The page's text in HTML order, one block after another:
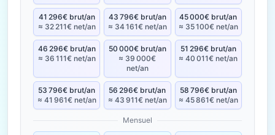
41 296€ brut/an
≈ 32 211€ net/an
43 796€ brut/an
≈ 34 161€ net/an
45 000€ brut/an
≈ 35 100€ net/an
46 296€ brut/an
≈ 36 111€ net/an
50 000€ brut/an
≈ 39 000€
net/an
51 296€ brut/an
≈ 40 011€ net/an
53 796€ brut/an
≈ 41 961€ net/an
56 296€ brut/an
≈ 43 911€ net/an
58 796€ brut/an
≈ 45 861€ net/an
Mensuel